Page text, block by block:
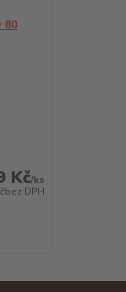
Kč/ks
bez DPH